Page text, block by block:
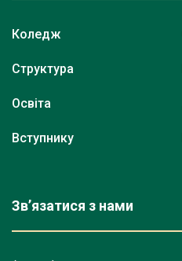
Коледж
Структура
Освіта
Вступнику
Зв’язатися з нами